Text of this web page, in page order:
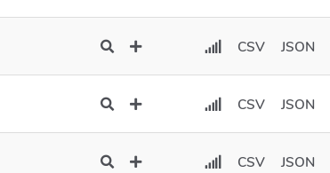
CSV JSON
CSV JSON
CSV JSON